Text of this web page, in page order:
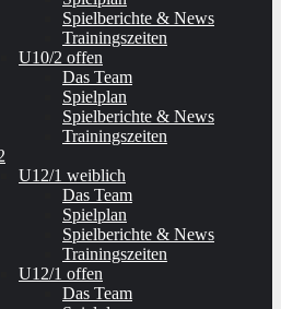
Spielberichte & News
Trainingszeiten
U10/2 offen
Das Team
Spielplan
Spielberichte & News
Trainingszeiten
U12/1 weiblich
Das Team
Spielplan
Spielberichte & News
Trainingszeiten
U12/1 offen
Das Team